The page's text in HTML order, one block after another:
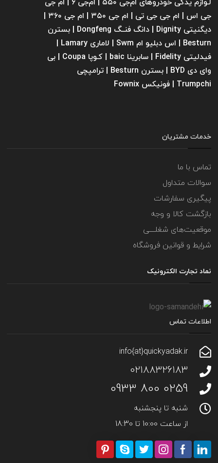
لـوازم یدکی خودروهای ام‌جی ۵۵۰ | ام‌جی ۶ | ام جی
دیگنیتی Dignity | دانگ فنــگ Dongfeng | بسترن
فیدلیتی Fidelity | سابرینا ‌baic | کـوپا Coupa | بی
وای دی BYD | بسترن Besturn | ترامپچی
Trumpchi | فونیکس Fownix
خدمات مشتریان
تماس با ما
سوالات متداول
پیگیری سفارشات
بازگشت کالا و وجه
موقعیت‌های شغلــــی
شرایط و قوانین فروشگاه
نماد تجارت الکترونیک
اطلاعات تماس
info{at}quickyadak.ir
02188326183
0259 800 0933
شنبه تا پنجشنبه
از ساعت 10:00 تا 18:30